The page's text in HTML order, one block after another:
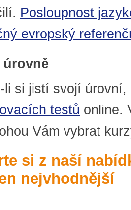
Posloupnost
evropský
úrovně
li si jistí svojí
testů online.
Vám vybrat
si z naší
nejvhodnější